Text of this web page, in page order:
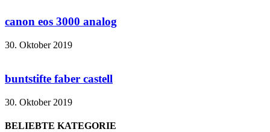
canon eos 3000 analog
30. Oktober 2019
buntstifte faber castell
30. Oktober 2019
BELIEBTE KATEGORIE